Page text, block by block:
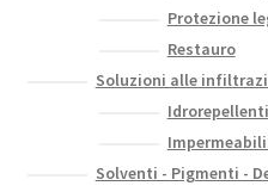
Protezione
Restauro
Soluzioni alle
Idrorepellenti
Solventi - Pigmenti -